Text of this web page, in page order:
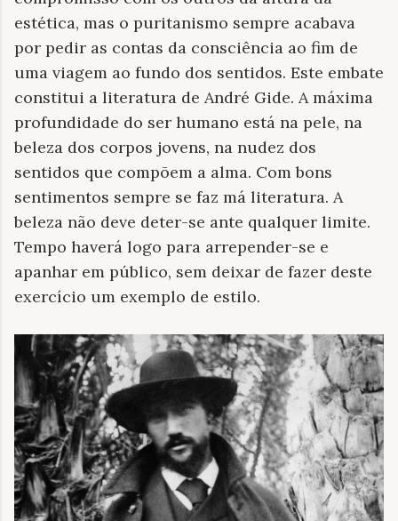
estética, mas o puritanismo sempre acabava
por pedir as contas da consciência ao fim de
uma viagem ao fundo dos sentidos. Este embate
constitui a literatura de André Gide. A máxima
profundidade do ser humano está na pele, na
beleza dos corpos jovens, na nudez dos
sentidos que compõem a alma. Com bons
sentimentos sempre se faz má literatura. A
beleza não deve deter-se ante qualquer limite.
Tempo haverá logo para arrepender-se e
apanhar em público, sem deixar de fazer deste
exercício um exemplo de estilo.